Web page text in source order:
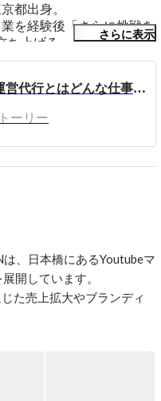
都出身。
を経験後「さらに挑戦を
上げる。
WEBマーケティングコ
へJOIN。
ッフは今や80名を超え、
YouTube運営代行事業』
ローチした運営方法によ
さらに表示
法人向けYouTube運営代行とはどんな仕事なのか？
ーリー
、日本橋にあるYoutubeマ
開しています。
た売上拡大やブランディ